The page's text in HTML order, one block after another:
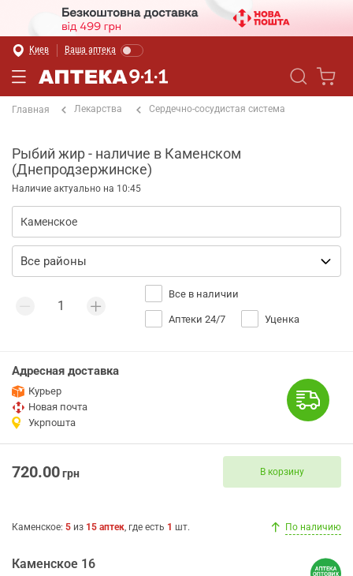
Киев Ваша аптека
Главная Лекарства Сердечно-сосудистая система
Рыбий жир - наличие в Каменском
(Днепродзержинске)
Наличие актуально на 10:45
Все в наличии
Аптеки 24/7 Уценка
Адресная доставка
Курьер
Новая почта
Укрпошта
720.00грн В корзину
Каменское: 5 из 15 аптек, где есть 1 шт. По наличию
Каменское 16